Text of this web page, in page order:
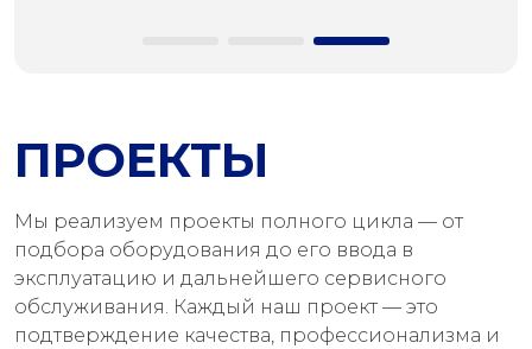
ПРОЕКТЫ
Мы реализуем проекты полного цикла — от
подбора оборудования до его ввода в
эксплуатацию и дальнейшего сервисного
обслуживания. Каждый наш проект — это
подтверждение качества, профессионализма и